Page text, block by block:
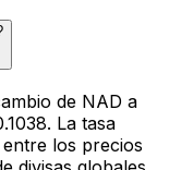
de NAD a
La tasa
los precios